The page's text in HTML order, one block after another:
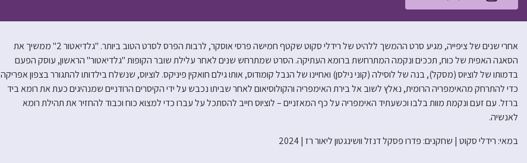
אחרי שנים של ציפייה, מגיע סרט ההמשך ללהיט של רידלי סקוט שקטף חמישה פרסי אוסקר, לרבות הפרס לסרט הטוב ביותר. "גלדיאטור 2" ממשיך את
הסאגה האפית של כוח, תככים ונקמה המתרחשת ברומא העתיקה. הסרט שמתרחש שנים לאחר עלילת שובר הקופות "גלדיאטור" הראשון, עוסק הפעם
בדמותו של לוציוס (מסקל), בנה של לוסילה (קוני נילסן) ואחיינו של הנבל קומודוס, אותו גילם חואקין פיניקס. לוציוס, שנשלח בילדותו להתגורר בצפון אפריקה
כדי להתרחק מהאימפריה הרומית, נאלץ לשוב אל בירת האימפריה והקולוסיאום לאחר שביתו נכבש על ידי הקיסרים הרודניים שמנהיגים כעת את רומא ביד
ברזל. עם זעם ונקמת מוות בלבו וכשעתיד האימפריה על כף המאזניים – לוציוס חייב להסתכל על עברו כדי למצוא כוח וכבוד להחזיר את תהילת רומא
לאנשיה.
במאי: רידלי סקוט | שחקנים: פדרו פסקל דנזל וושינגטון ליאור רז | 2024